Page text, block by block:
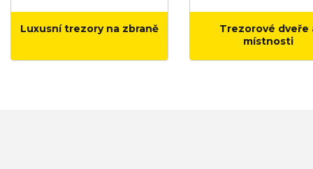
Luxusní trezory na zbraně
Trezorové dveře
místnosti